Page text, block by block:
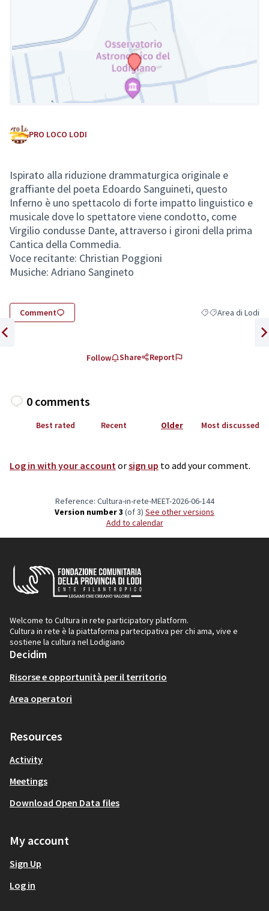
(External link)
PRO LOCO LODI
Ispirato alla riduzione drammaturgica originale e
graffiante del poeta Edoardo Sanguineti, questo
Inferno è uno spettacolo di forte impatto linguistico e
musicale dove lo spettatore viene condotto, come
Virgilio condusse Dante, attraverso i gironi della prima
Cantica della Commedia.
Voce recitante: Christian Poggioni
Musiche: Adriano Sangineto
Comment Filter results for
Filter results for
Area di Lodi
Follow Share Report
0 comments
Best rated Recent Older Most discussed
Log in with your account orsign up to add your comment.
Reference: Cultura-in-rete-MEET-2026-06-144
Version number 3 (of 3)
see other versions
Add to calendar
Welcome to Cultura in rete participatory platform.
Cultura in rete è la piattaforma partecipativa per chi ama, vive e
sostiene la cultura nel Lodigiano
Decidim
Risorse e opportunità per il territorio
Area operatori
Resources
Activity
Meetings
Download Open Data files
My account
Sign Up
Log in